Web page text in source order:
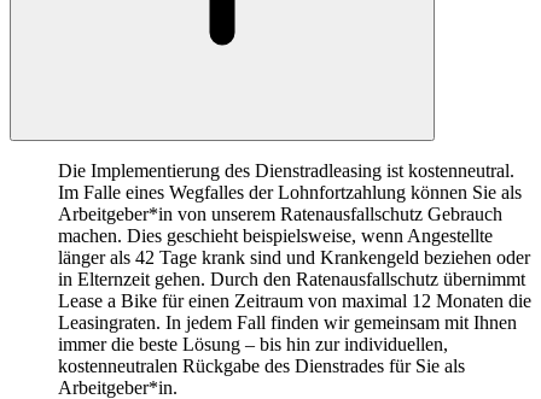
Die Implementierung des Dienstradleasing ist kostenneutral.
Im Falle eines Wegfalles der Lohnfortzahlung können Sie als
Arbeitgeber*in von unserem Ratenausfallschutz Gebrauch
machen. Dies geschieht beispielsweise, wenn Angestellte
länger als 42 Tage krank sind und Krankengeld beziehen oder
in Elternzeit gehen. Durch den Ratenausfallschutz übernimmt
Lease a Bike für einen Zeitraum von maximal 12 Monaten die
Leasingraten. In jedem Fall finden wir gemeinsam mit Ihnen
immer die beste Lösung – bis hin zur individuellen,
kostenneutralen Rückgabe des Dienstrades für Sie als
Arbeitgeber*in.